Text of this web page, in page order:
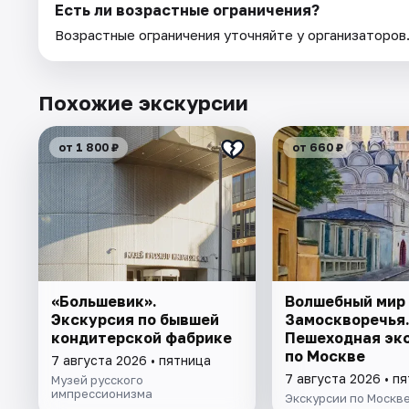
Есть ли возрастные ограничения?
Возрастные ограничения уточняйте у организаторов.
Похожие экскурсии
от 1 800 ₽
«Большевик».
Экскурсия по бывшей
кондитерской фабрике
7 августа 2026 • пятница
Музей русского
импрессионизма
от 660 ₽
Волшебный мир
Замоскворечья.
Пешеходная
по Москве
7 августа 2026 •
Экскурсии по